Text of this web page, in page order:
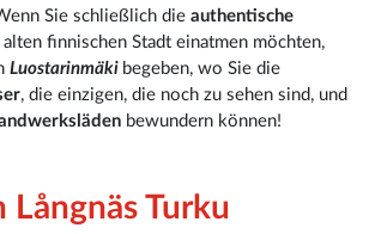
Sie schließlich dieauthentische
finnischen Stadt einatmen möchten,
Luostarinmäki begeben, wo Sie die
, die einzigen, die noch zu sehen sind, und
bewundern können!
Långnäs Turku